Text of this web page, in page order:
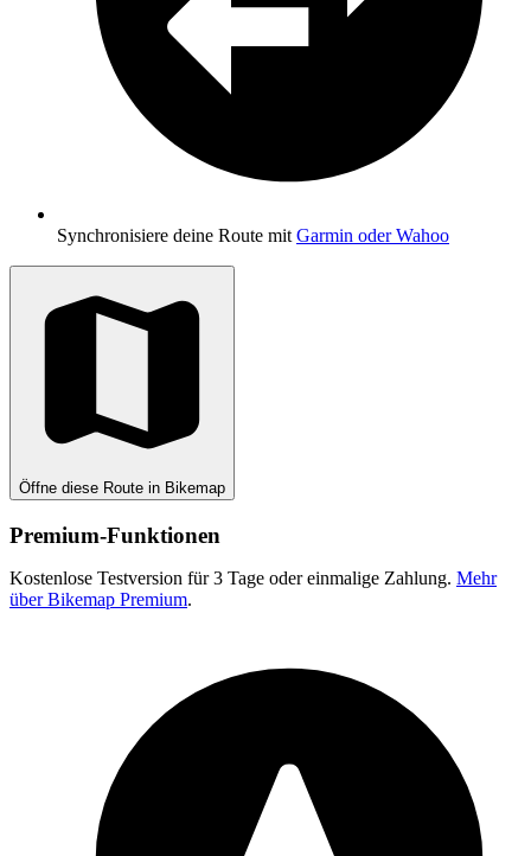
Synchronisiere deine Route mit Garmin oder Wahoo
Öffne diese Route in Bikemap
Premium-Funktionen
Kostenlose Testversion für 3 Tage oder einmalige Zahlung. Mehr
über Bikemap Premium.